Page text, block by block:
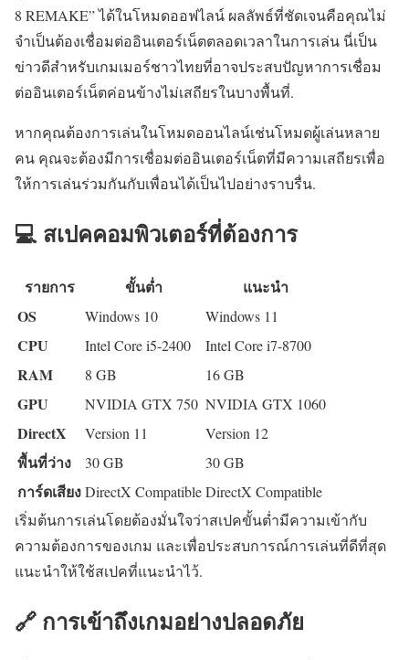
8 REMAKE” ได้ในโหมดออฟไลน์ ผลลัพธ์ที่ชัดเจนคือคุณไม่
จำเป็นต้องเชื่อมต่ออินเตอร์เน็ตตลอดเวลาในการเล่น นี่เป็น
ข่าวดีสำหรับเกมเมอร์ชาวไทยที่อาจประสบปัญหาการเชื่อม
ต่ออินเตอร์เน็ตค่อนข้างไม่เสถียรในบางพื้นที่.
หากคุณต้องการเล่นในโหมดออนไลน์เช่นโหมดผู้เล่นหลาย
คน คุณจะต้องมีการเชื่อมต่ออินเตอร์เน็ตที่มีความเสถียรเพื่อ
ให้การเล่นร่วมกันกับเพื่อนได้เป็นไปอย่างราบรื่น.
💻 สเปคคอมพิวเตอร์ที่ต้องการ
รายการ ขั้นต่ำ
แนะนำ
OS
Windows 10 Windows 11
CPU Intel Core i5-2400 Intel Core i7-8700
RAM 8 GB 16 GB
GPU NVIDIA GTX 750 NVIDIA GTX 1060
DirectX Version 11 Version 12
พื้นที่ว่าง 30 GB 30 GB
การ์ดเสียงDirectX CompatibleDirectX Compatible
เริ่มต้นการเล่นโดยต้องมั่นใจว่าสเปคขั้นต่ำมีความเข้ากับ
ความต้องการของเกม และเพื่อประสบการณ์การเล่นที่ดีที่สุด
แนะนำให้ใช้สเปคที่แนะนำไว้.
🔗 การเข้าถึงเกมอย่างปลอดภัย